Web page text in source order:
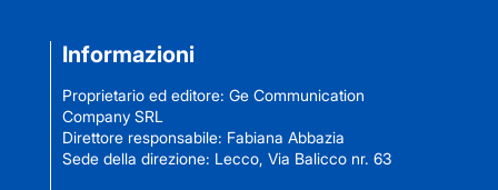
Informazioni
Proprietario ed editore: Ge Communication
Company SRL
Direttore responsabile: Fabiana Abbazia
Sede della direzione: Lecco, Via Balicco nr. 63